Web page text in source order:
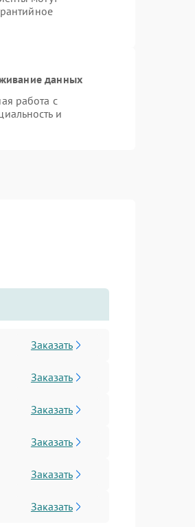
данных
работа с
и
Заказать
Заказать
Заказать
Заказать
Заказать
Заказать